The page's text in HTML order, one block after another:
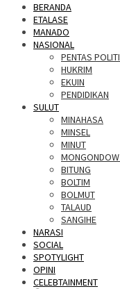
BERANDA
ETALASE
MANADO
NASIONAL
PENTAS
HUKRIM
EKUIN
PENDIDIKAN
SULUT
MINAHASA
MINSEL
MINUT
BITUNG
BOLTIM
BOLMUT
TALAUD
SANGIHE
NARASI
SOCIAL
SPOTYLIGHT
OPINI
CELEBTAINMENT